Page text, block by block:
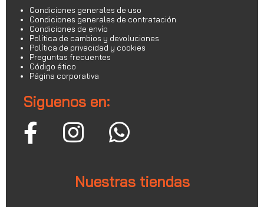
Condiciones generales de uso
Condiciones generales de contratación
Condiciones de envío
Política de cambios y devoluciones
Política de privacidad y cookies
Preguntas frecuentes
Código ético
Página corporativa
Siguenos en:
Nuestras tiendas